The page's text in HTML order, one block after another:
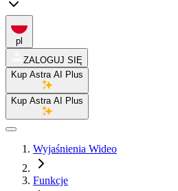
pl
ZALOGUJ SIĘ
Kup Astra AI Plus
Kup Astra AI Plus
Wyjaśnienia Wideo
Funkcje